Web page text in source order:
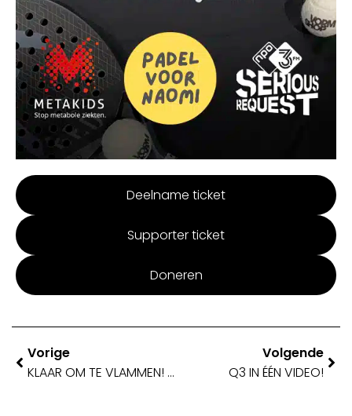
Deelname ticket
Supporter ticket
Doneren
Vorige
KLAAR OM TE VLAMMEN! 🔥
Volgende
Q3 IN ÉÉN VIDEO!